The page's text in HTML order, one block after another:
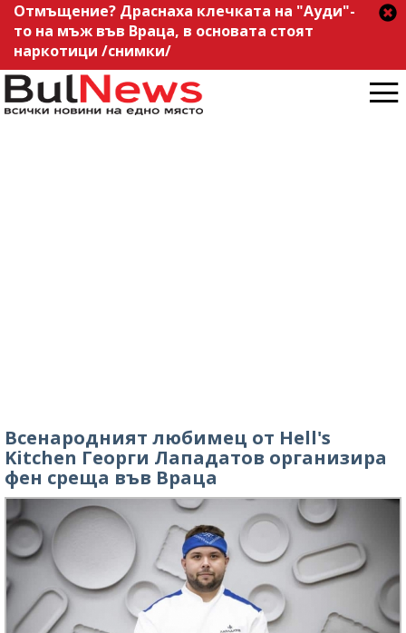
Отмъщение? Драснаха клечката на "Ауди"-
то на мъж във Враца, в основата стоят
наркотици /снимки/
Всенародният любимец от Hell's
Kitchen Георги Лападатов организира
фен среща във Враца